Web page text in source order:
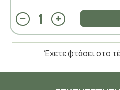
Έχετε φτάσει στο